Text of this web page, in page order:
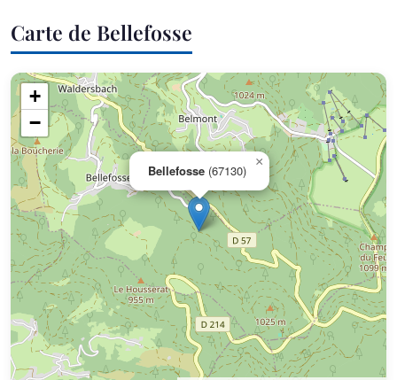
Carte de Bellefosse
Bellefosse (67130)
×
+
−